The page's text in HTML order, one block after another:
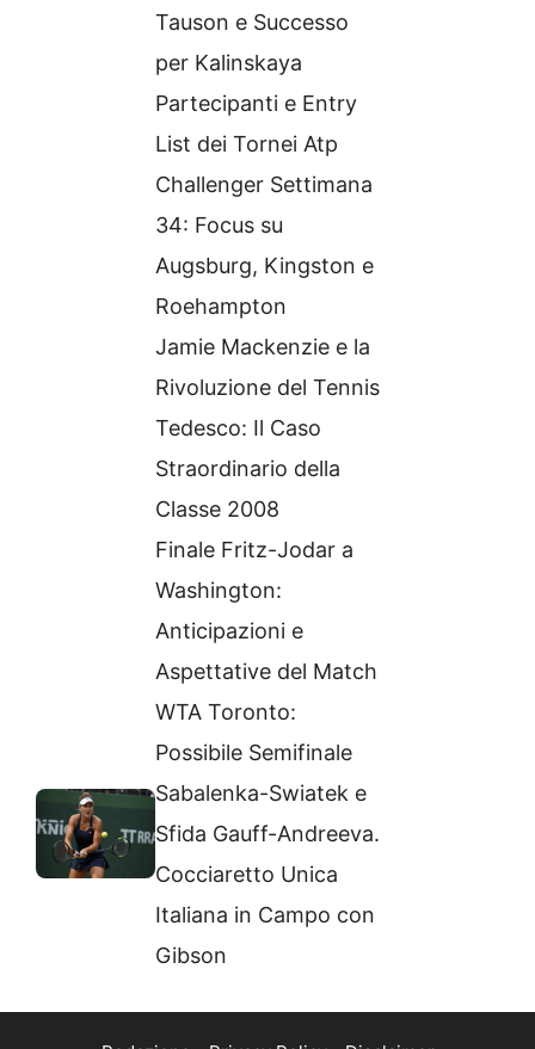
Tauson e Successo
per Kalinskaya
Partecipanti e Entry
List dei Tornei Atp
Challenger Settimana
34: Focus su
Augsburg, Kingston e
Roehampton
Jamie Mackenzie e la
Rivoluzione del Tennis
Tedesco: Il Caso
Straordinario della
Classe 2008
Finale Fritz-Jodar a
Washington:
Anticipazioni e
Aspettative del Match
WTA Toronto:
Possibile Semifinale
Sabalenka-Swiatek e
Sfida Gauff-Andreeva.
Cocciaretto Unica
Italiana in Campo con
Gibson